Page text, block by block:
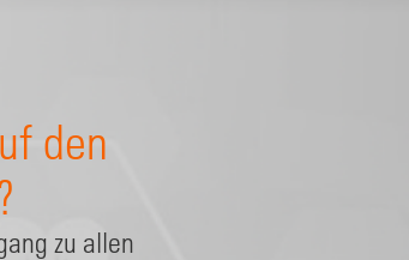
den
zu allen